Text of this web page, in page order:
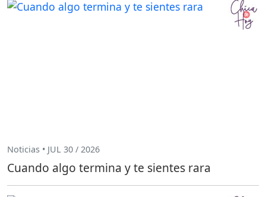
Noticias • JUL 30 / 2026
Cuando algo termina y te sientes rara